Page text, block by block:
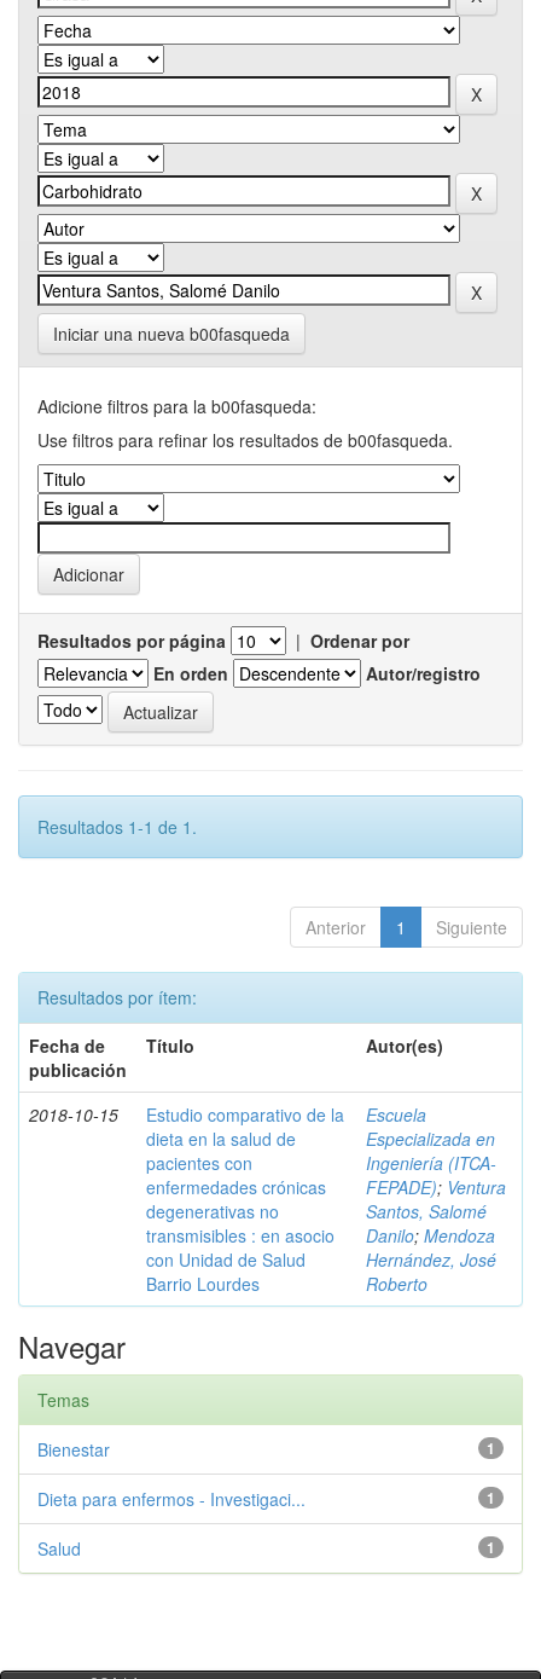
Iniciar una nueva b00fasqueda
Adicione filtros para la b00fasqueda:
Use filtros para refinar los resultados de b00fasqueda.
Resultados por página | Ordenar por
En orden
Autor/registro
Resultados 1-1 de 1.
Anterior 1 Siguiente
Resultados por ítem:
Fecha de
publicación
Título Autor(es)
2018-10-15
Estudio comparativo de la
dieta en la salud de
pacientes con
enfermedades crónicas
degenerativas no
transmisibles : en asocio
con Unidad de Salud
Barrio Lourdes
Escuela
Especializada en
Ingeniería (ITCA-
FEPADE); Ventura
Santos, Salomé
Danilo; Mendoza
Hernández, José
Roberto
Navegar
Temas
1
Bienestar
1
Dieta para enfermos - Investigaci...
1
Salud